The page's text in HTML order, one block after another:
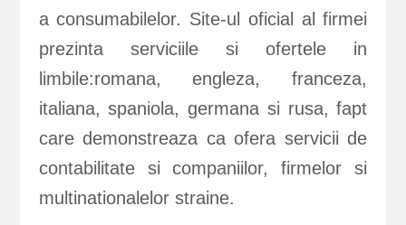
a consumabilelor. Site-ul oficial al firmei
prezinta serviciile si ofertele in
limbile:romana, engleza, franceza,
italiana, spaniola, germana si rusa, fapt
care demonstreaza ca ofera servicii de
contabilitate si companiilor, firmelor si
multinationalelor straine.